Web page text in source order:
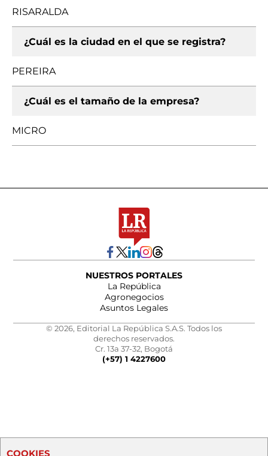
RISARALDA
¿Cuál es la ciudad en el que se registra?
PEREIRA
¿Cuál es el tamaño de la empresa?
MICRO
NUESTROS PORTALES
La República
Agronegocios
Asuntos Legales
© 2026, Editorial La República S.A.S. Todos los
derechos reservados.
Cr. 13a 37-32, Bogotá
(+57) 1 4227600
COOKIES